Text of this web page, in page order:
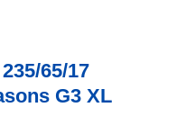
65/17
G3 XL